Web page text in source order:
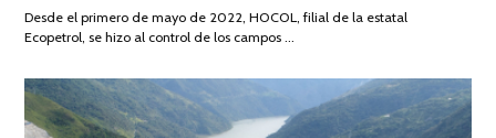
2026
Desde el primero de mayo de 2022, HOCOL, filial de la estatal
Ecopetrol, se hizo al control de los campos …